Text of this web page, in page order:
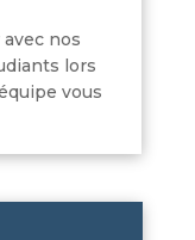
nos
lors
vous